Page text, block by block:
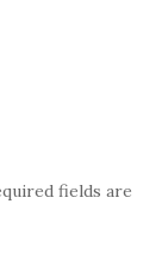
fields are